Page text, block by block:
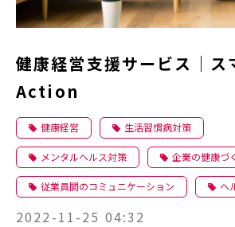
健康経営支援サービス｜ス
Action
健康経営 生活習慣病対策
メンタルヘルス対策 企業の健康づ
従業員間のコミュニケーション ヘ
2022-11-25 04:32